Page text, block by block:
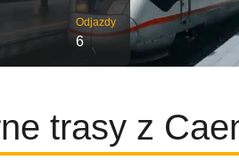
Odjazdy
6
trasy z